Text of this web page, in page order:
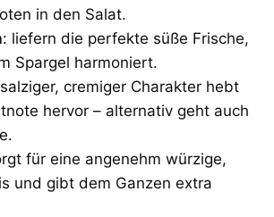
in den Salat.
: liefern die perfekte süße Frische,
Spargel harmoniert.
cremiger Charakter hebt
hervor – alternativ geht auch
für eine angenehm würzige,
und gibt dem Ganzen extra